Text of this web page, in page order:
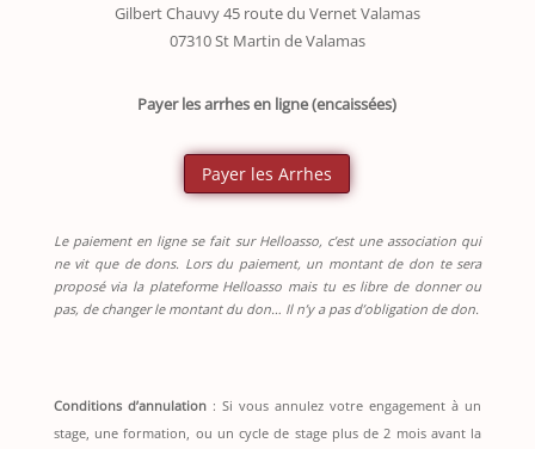
Gilbert Chauvy 45 route du Vernet Valamas
07310 St Martin de Valamas
Payer les arrhes en ligne (encaissées)
Payer les Arrhes
Le paiement en ligne se fait sur Helloasso, c’est une association qui
ne vit que de dons. Lors du paiement, un montant de don te sera
proposé via la plateforme Helloasso mais tu es libre de donner ou
pas, de changer le montant du don… Il n’y a pas d’obligation de don.
Conditions d’annulation: Si vous annulez votre engagement à un
stage, une formation, ou un cycle de stage plus de 2 mois avant la